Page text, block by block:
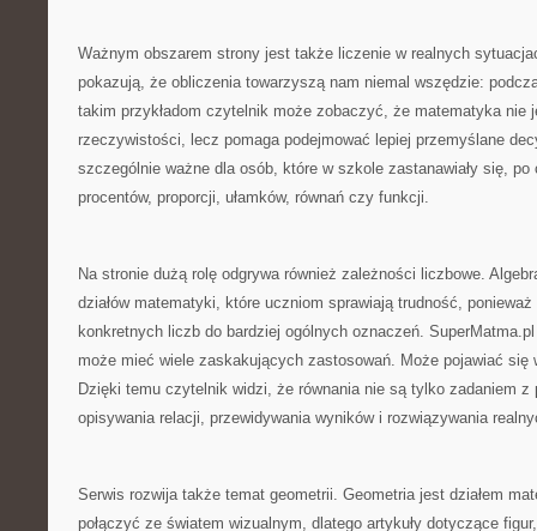
Ważnym obszarem strony jest także liczenie w realnych
pokazują, że obliczenia towarzyszą nam niemal wszędzie:
takim przykładom czytelnik może zobaczyć, że matematyka nie
rzeczywistości, lecz pomaga podejmować lepiej przemyślane
szczególnie ważne dla osób, które w szkole zastanawiały się, po
procentów, proporcji, ułamków, równań czy funkcji.
Na stronie dużą rolę odgrywa również zależności liczbowe.
działów matematyki, które uczniom sprawiają trudność,
konkretnych liczb do bardziej ogólnych oznaczeń.
może mieć wiele zaskakujących zastosowań. Może pojawiać się
Dzięki temu czytelnik widzi, że równania nie są tylko zadaniem
opisywania relacji, przewidywania wyników i rozwiązywania
Serwis rozwija także temat geometrii. Geometria jest działem
połączyć ze światem wizualnym, dlatego artykuły dotyczące